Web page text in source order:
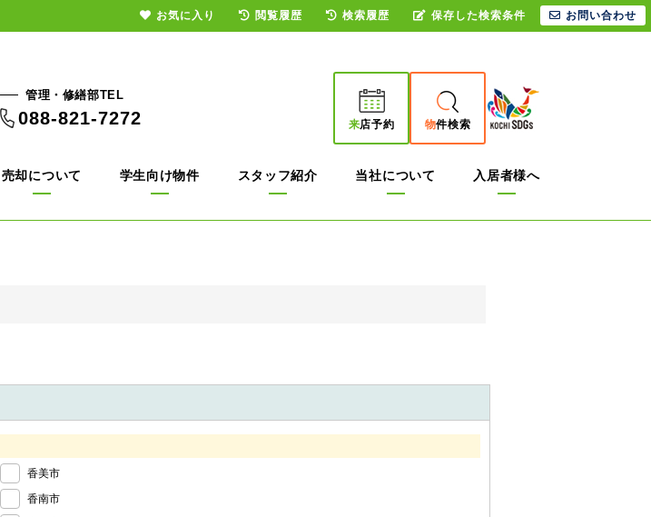
管理・修繕部TEL
088-821-7272 来店予約 物件検索
売却について 学生向け物件 スタッフ紹介 当社について 入居者様へ
香美市
香南市
お気に入り 閲覧履歴 検索履歴 保存した検索条件 お問い合わせ